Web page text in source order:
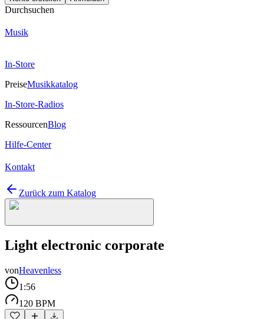
Durchsuchen
Musik
In-Store
PreiseMusikkatalog
In-Store-Radios
RessourcenBlog
Hilfe-Center
Kontakt
Zurück zum Katalog
Light electronic corporate
vonHeavenless
1:56
120 BPM